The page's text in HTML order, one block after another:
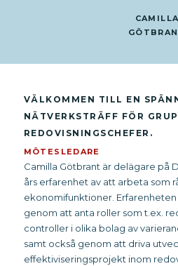
VÄLKOMMEN TILL EN
NÄTVERKSTRÄFF FÖR
REDOVISNINGSCHEFER.
MÖTESLEDARE
Camilla Götbrant är delägare på
års erfarenhet av att arbeta som
ekonomifunktioner.
genom att anta roller som t.ex.
controller i olika bolag av
samt också genom att driva
effektiviseringsprojekt inom
CAMILLA